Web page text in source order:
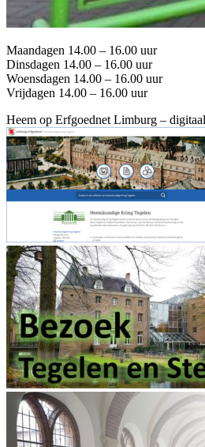
Maandagen 14.00 – 16.00 uur
Dinsdagen 14.00 – 16.00 uur
Woensdagen 14.00 – 16.00 uur
Vrijdagen 14.00 – 16.00 uur
Heem op Erfgoednet Limburg –